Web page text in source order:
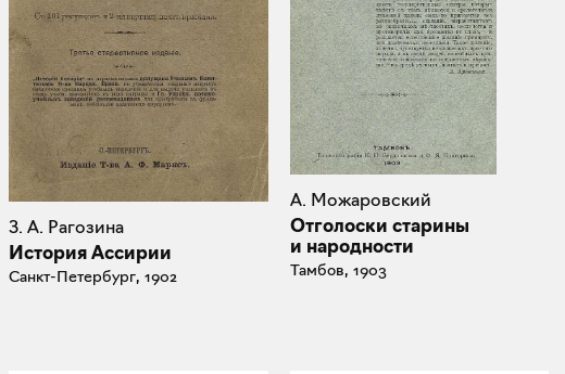
З. А. Рагозина
История Ассирии
Санкт-Петербург, 1902
А. Можаровский
Отголоски старины
и народности
Тамбов, 1903